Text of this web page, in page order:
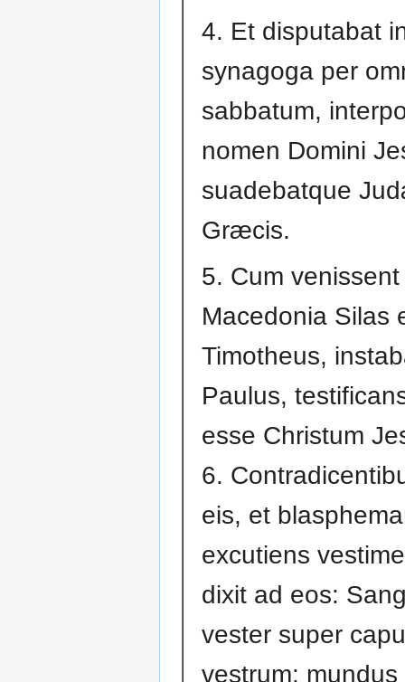
4. Et disputabat
synagoga per
sabbatum,
nomen Domini
suadebatque
Græcis.
5. Cum
Macedonia Silas
Timotheus,
Paulus,
esse Christum
6.
eis, et
excutiens
dixit ad eos:
vester super
vestrum: